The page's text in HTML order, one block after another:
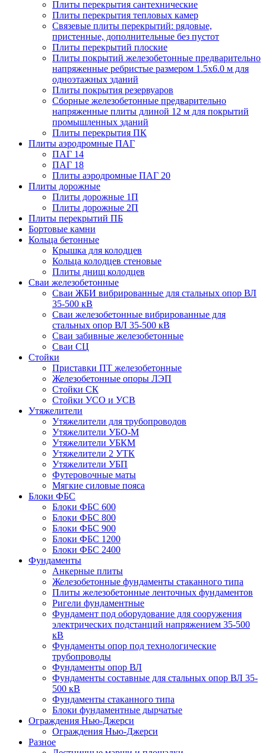
Плиты перекрытия сантехнические
Плиты перекрытия тепловых камер
Связевые плиты перекрытий: рядовые,
пристенные, дополнительные без пустот
Плиты перекрытий плоские
Плиты покрытий железобетонные предварительно
напряженные ребристые размером 1.5х6.0 м для
одноэтажных зданий
Плиты покрытия резервуаров
Сборные железобетонные предварительно
напряженные плиты длиной 12 м для покрытий
промышленных зданий
Плиты перекрытия ПК
Плиты аэродромные ПАГ
ПАГ 14
ПАГ 18
Плиты аэродромные ПАГ 20
Плиты дорожные
Плиты дорожные 1П
Плиты дорожные 2П
Плиты перекрытий ПБ
Бортовые камни
Кольца бетонные
Крышка для колодцев
Кольца колодцев стеновые
Плиты днищ колодцев
Сваи железобетонные
Сваи ЖБИ вибрированные для стальных опор ВЛ
35-500 кВ
Сваи железобетонные вибрированные для
стальных опор ВЛ 35-500 кВ
Сваи забивные железобетонные
Сваи СЦ
Стойки
Приставки ПТ железобетонные
Железобетонные опоры ЛЭП
Стойки СК
Стойки УСО и УСВ
Утяжелители
Утяжелители для трубопроводов
Утяжелители УБО-М
Утяжелители УБКМ
Утяжелители 2 УТК
Утяжелители УБП
Футеровочные маты
Мягкие силовые пояса
Блоки ФБС
Блоки ФБС 600
Блоки ФБС 800
Блоки ФБС 900
Блоки ФБС 1200
Блоки ФБС 2400
Фундаменты
Анкерные плиты
Железобетонные фундаменты стаканного типа
Плиты железобетонные ленточных фундаментов
Ригели фундаментные
Фундамент под оборудование для сооружения
электрических подстанций напряжением 35-500
кВ
Фундаменты опор под технологические
трубопроводы
Фундаменты опор ВЛ
Фундаменты составные для стальных опор ВЛ 35-
500 кВ
Фундаменты стаканного типа
Блоки фундаментные дырчатые
Ограждения Нью-Джерси
Ограждения Нью-Джерси
Разное